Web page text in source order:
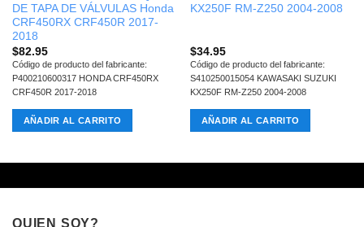
DE TAPA DE VÁLVULAS Honda
CRF450RX CRF450R 2017-
2018
$82.95
Código de producto del fabricante:
P400210600317 HONDA CRF450RX
CRF450R 2017-2018
AÑADIR AL CARRITO
KX250F RM-Z250 2004-2008
$34.95
Código de producto del fabricante:
S410250015054 KAWASAKI SUZUKI
KX250F RM-Z250 2004-2008
AÑADIR AL CARRITO
QUIEN SOY?